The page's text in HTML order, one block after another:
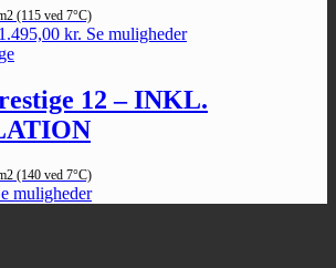
(115 ved 7°C)
kr..
kr. Den
er:
11.495,00 kr..
Se muligheder
12 – INKL.
(140 ved 7°C)
muligheder